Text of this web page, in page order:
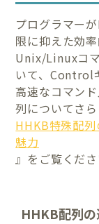
プログラマー
限に抑えた効
Unix/Linuxコ
いて、Control
高速なコマン
列についてさ
HHKB特殊配
魅力
』をご覧くださ
HHKB配列